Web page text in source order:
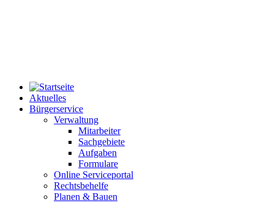
Aktuelles
Bürgerservice
Verwaltung
Mitarbeiter
Sachgebiete
Aufgaben
Formulare
Online Serviceportal
Rechtsbehelfe
Planen & Bauen